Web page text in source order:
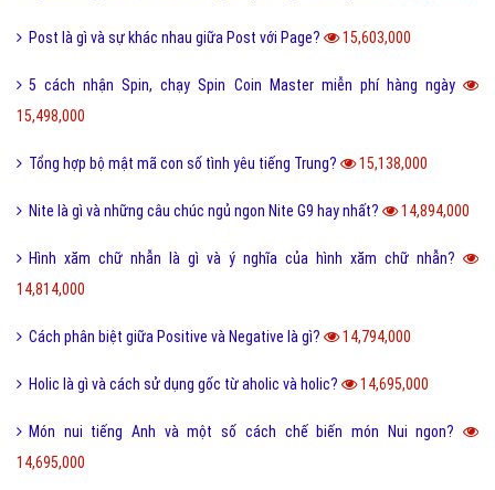
Post là gì và sự khác nhau giữa Post với Page? 15,603,000
5 cách nhận Spin, chạy Spin Coin Master miễn phí hàng ngày
15,498,000
Tổng hợp bộ mật mã con số tình yêu tiếng Trung? 15,138,000
Nite là gì và những câu chúc ngủ ngon Nite G9 hay nhất? 14,894,000
Hình xăm chữ nhẫn là gì và ý nghĩa của hình xăm chữ nhẫn?
14,814,000
Cách phân biệt giữa Positive và Negative là gì? 14,794,000
Holic là gì và cách sử dụng gốc từ aholic và holic? 14,695,000
Món nui tiếng Anh và một số cách chế biến món Nui ngon?
14,695,000